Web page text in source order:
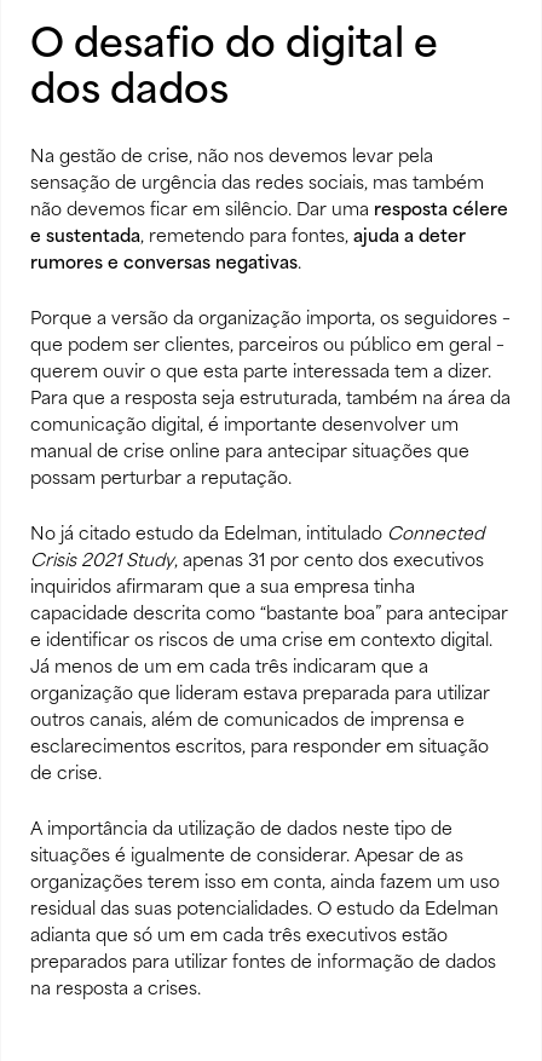
O desafio do digital e
dos dados
Na gestão de crise, não nos devemos levar pela
sensação de urgência das redes sociais, mas também
não devemos ficar em silêncio. Dar uma resposta célere
e sustentada, remetendo para fontes, ajuda a deter
rumores e conversas negativas.
Porque a versão da organização importa, os seguidores –
que podem ser clientes, parceiros ou público em geral –
querem ouvir o que esta parte interessada tem a dizer.
Para que a resposta seja estruturada, também na área da
comunicação digital, é importante desenvolver um
manual de crise online para antecipar situações que
possam perturbar a reputação.
No já citado estudo da Edelman, intitulado Connected
Crisis 2021 Study, apenas 31 por cento dos executivos
inquiridos afirmaram que a sua empresa tinha
capacidade descrita como “bastante boa” para antecipar
e identificar os riscos de uma crise em contexto digital.
Já menos de um em cada três indicaram que a
organização que lideram estava preparada para utilizar
outros canais, além de comunicados de imprensa e
esclarecimentos escritos, para responder em situação
de crise.
A importância da utilização de dados neste tipo de
situações é igualmente de considerar. Apesar de as
organizações terem isso em conta, ainda fazem um uso
residual das suas potencialidades. O estudo da Edelman
adianta que só um em cada três executivos estão
preparados para utilizar fontes de informação de dados
na resposta a crises.